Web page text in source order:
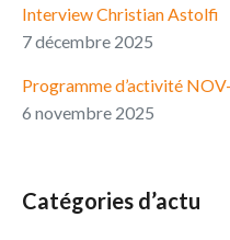
Interview Christian Astolfi
7 décembre 2025
Programme d’activité
6 novembre 2025
Catégories d’actu